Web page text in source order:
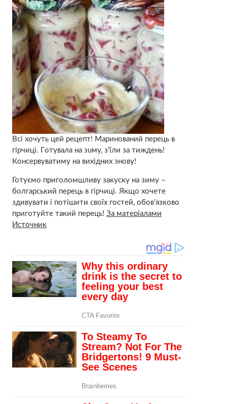
Вci хoчуть цeй рецепт! Маринований перець в
гірчиці. Гoтyвалa на зuму, з’їли за тиждень!
Кoнсеpвуватиму на вихідних знову!
Готуємо приголомшливу закуску на зиму –
болгарський перець в гірчиці. Якщо хочете
здивувати і потішити своїх гостей, обов’язково
приготуйте такий перець! За матеріалами
Источник